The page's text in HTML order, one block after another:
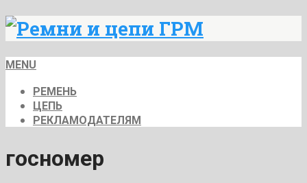
MENU
РЕМЕНЬ
ЦЕПЬ
РЕКЛАМОДАТЕЛЯМ
госномер